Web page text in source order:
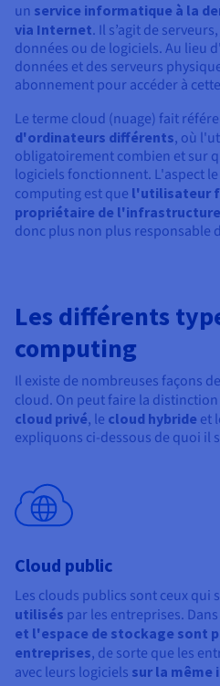
Tarifs
Disponibilités par régions
Documentation
Roadmap & Changelog
Roadmap & Changelog
Roadmap & Changelog
un service informatique à la
via Internet. Il s’agit de
données ou de logiciels. Au lieu
données et des serveurs
abonnement pour accéder à
Le terme cloud (nuage) fait
d'ordinateurs différents, où
obligatoirement combien et sur
logiciels fonctionnent. L'aspect
computing est que l'utilisateur
propriétaire de l'infrastructure
donc plus non plus responsable
Les différents
computing
Il existe de nombreuses façons
cloud. On peut faire la
cloud privé, le cloud hybride et
expliquons ci-dessous de quoi il
Cloud public
Les clouds publics sont ceux qui
utilisés par les entreprises.
et l'espace de stockage sont
entreprises, de sorte que les
avec leurs logiciels sur la